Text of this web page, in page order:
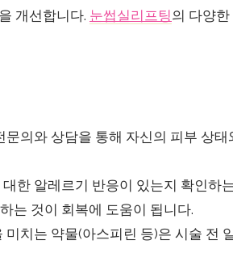
개선합니다. 눈썹실리프팅의 다양
문의와 상담을 통해 자신의 피부 상
한 알레르기 반응이 있는지 확인하
는 것이 회복에 도움이 됩니다.
미치는 약물(아스피린 등)은 시술 전